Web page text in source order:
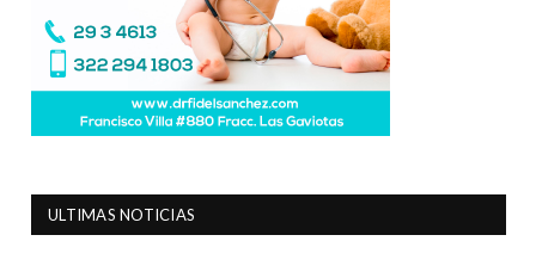
ULTIMAS NOTICIAS